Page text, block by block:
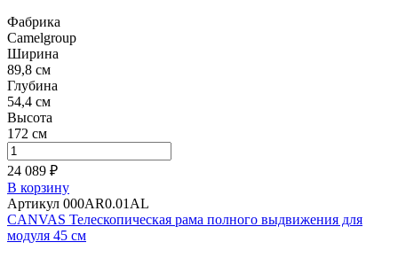
Фабрика
Camelgroup
Ширина
89,8 см
Глубина
54,4 см
Высота
172 см
24 089 ₽
В корзину
Артикул 000AR0.01AL
CANVAS Телескопическая рама полного выдвижения для
модуля 45 см